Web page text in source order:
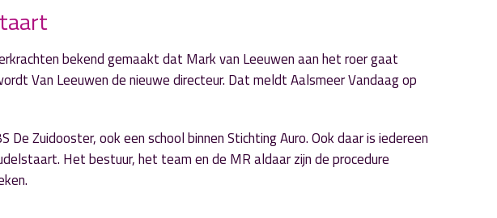
bekend gemaakt dat Mark van Leeuwen aan het roer gaat
Van Leeuwen de nieuwe directeur. Dat meldt Aalsmeer Vandaag op
Zuidooster, ook een school binnen Stichting Auro. Ook daar is iedereen
Het bestuur, het team en de MR aldaar zijn de procedure